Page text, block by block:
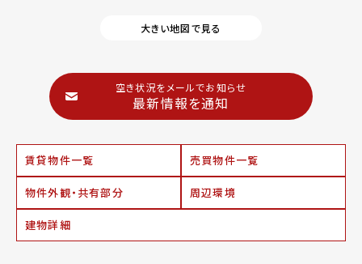
大きい地図で見る
空き状況をメールでお知らせ
最新情報を通知
賃貸物件一覧 売買物件一覧
物件外観・共有部分 周辺環境
建物詳細